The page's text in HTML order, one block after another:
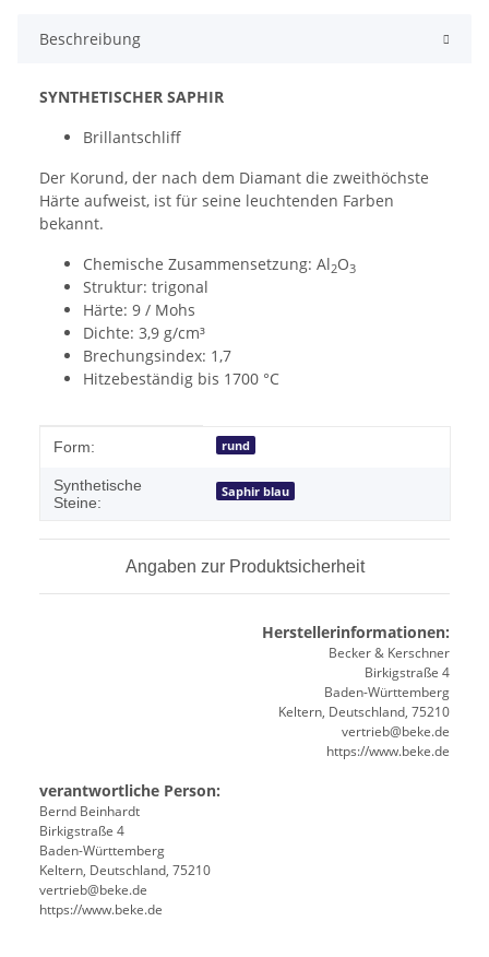
Beschreibung
SYNTHETISCHER SAPHIR
Brillantschliff
Der Korund, der nach dem Diamant die zweithöchste
Härte aufweist, ist für seine leuchtenden Farben
bekannt.
Chemische Zusammensetzung: Al2O3
Struktur: trigonal
Härte: 9 / Mohs
Dichte: 3,9 g/cm³
Brechungsindex: 1,7
Hitzebeständig bis 1700 °C
Produkteigenschaft
Wert
Form: rund
Synthetische
Steine:
Saphir blau
Angaben zur Produktsicherheit
Herstellerinformationen:
Becker & Kerschner
Birkigstraße 4
Baden-Württemberg
Keltern, Deutschland, 75210
vertrieb@beke.de
https://www.beke.de
verantwortliche Person:
Bernd Beinhardt
Birkigstraße 4
Baden-Württemberg
Keltern, Deutschland, 75210
vertrieb@beke.de
https://www.beke.de